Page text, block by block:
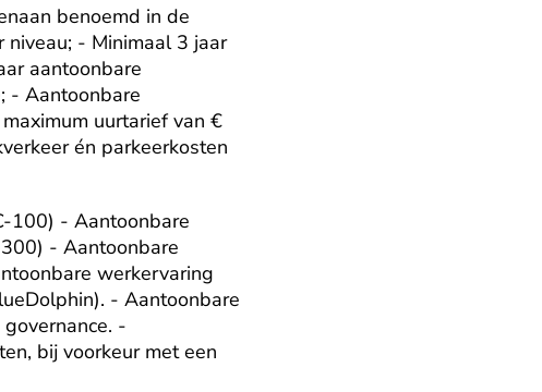
benoemd in de
- Minimaal 3 jaar
aantoonbare
- Aantoonbare
uurtarief van €
én parkeerkosten
100) - Aantoonbare
- Aantoonbare
werkervaring
- Aantoonbare
-
bij voorkeur met een